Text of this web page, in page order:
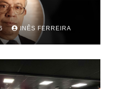
INÊS FERREIRA